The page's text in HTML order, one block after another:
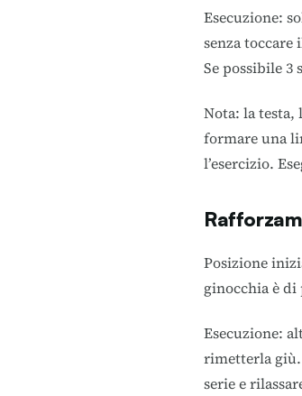
Esecuzione:
senza
Se possibile 3
Nota: la testa,
formare una
l’esercizio.
Posizione
ginocchia è
Esecuzione:
rimetterla giù.
serie e